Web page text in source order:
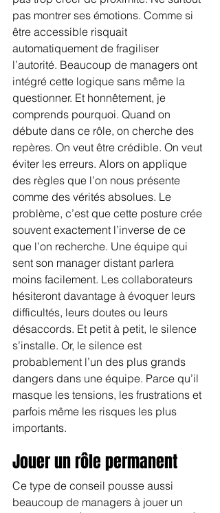
pas montrer ses émotions. Comme si
être accessible risquait
automatiquement de fragiliser
l’autorité. Beaucoup de managers ont
intégré cette logique sans même la
questionner. Et honnêtement, je
comprends pourquoi. Quand on
débute dans ce rôle, on cherche des
repères. On veut être crédible. On veut
éviter les erreurs. Alors on applique
des règles que l’on nous présente
comme des vérités absolues. Le
problème, c’est que cette posture crée
souvent exactement l’inverse de ce
que l’on recherche. Une équipe qui
sent son manager distant parlera
moins facilement. Les collaborateurs
hésiteront davantage à évoquer leurs
difficultés, leurs doutes ou leurs
désaccords. Et petit à petit, le silence
s’installe. Or, le silence est
probablement l’un des plus grands
dangers dans une équipe. Parce qu’il
masque les tensions, les frustrations et
parfois même les risques les plus
importants.
Jouer un rôle permanent
Ce type de conseil pousse aussi
beaucoup de managers à jouer un